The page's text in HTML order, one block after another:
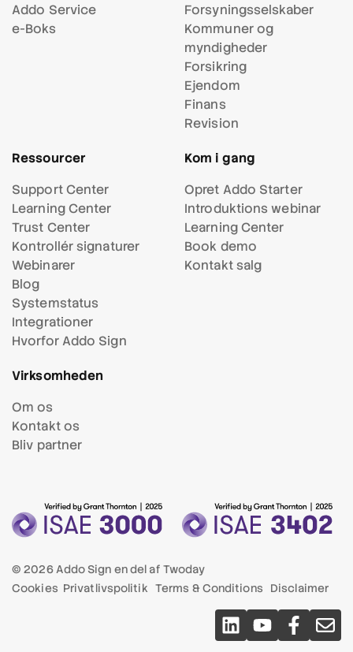
Addo Service
e-Boks
Forsyningsselskaber
Kommuner og
myndigheder
Forsikring
Ejendom
Finans
Revision
Ressourcer
Support Center
Learning Center
Trust Center
Kontrollér signaturer
Webinarer
Blog
Systemstatus
Integrationer
Hvorfor Addo Sign
Kom i gang
Opret Addo Starter
Introduktions webinar
Learning Center
Book demo
Kontakt salg
Virksomheden
Om os
Kontakt os
Bliv partner
© 2026 Addo Sign en del af Twoday
Cookies Privatlivspolitik Terms & Conditions Disclaimer